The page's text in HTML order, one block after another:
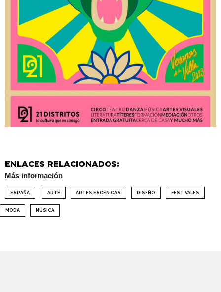
ENLACES RELACIONADOS:
Más información
ESPAÑA ARTE ARTES ESCÉNICAS DISEÑO FESTIVALES
MODA MÚSICA